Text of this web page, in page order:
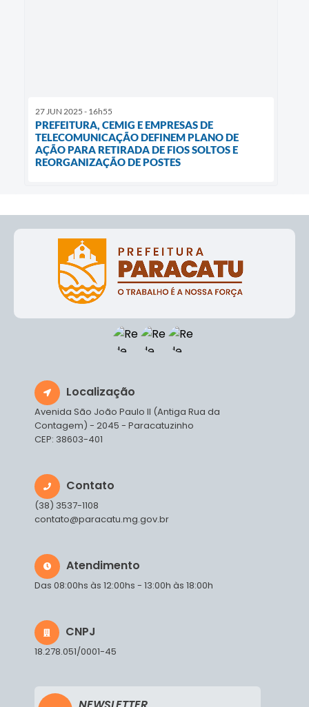
27 JUN 2025 - 16h55
PREFEITURA, CEMIG E EMPRESAS DE
TELECOMUNICAÇÃO DEFINEM PLANO DE
AÇÃO PARA RETIRADA DE FIOS SOLTOS E
REORGANIZAÇÃO DE POSTES
Localização
Avenida São João Paulo II (Antiga Rua da
Contagem) - 2045 - Paracatuzinho
CEP: 38603-401
Contato
(38) 3537-1108
contato@paracatu.mg.gov.br
Atendimento
Das 08:00hs às 12:00hs - 13:00h às 18:00h
CNPJ
18.278.051/0001-45